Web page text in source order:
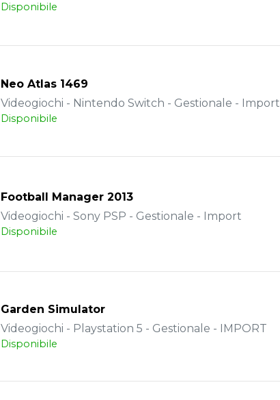
Disponibile
Neo Atlas 1469
Videogiochi - Nintendo Switch - Gestionale - Import
Disponibile
Football Manager 2013
Videogiochi - Sony PSP - Gestionale - Import
Disponibile
Garden Simulator
Videogiochi - Playstation 5 - Gestionale - IMPORT
Disponibile